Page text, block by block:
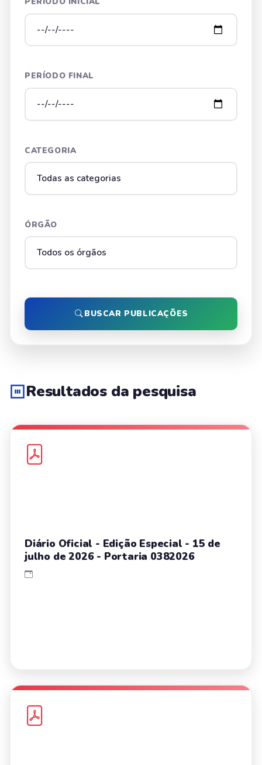
PERÍODO FINAL
CATEGORIA
ÓRGÃO
BUSCAR PUBLICAÇÕES
Resultados da pesquisa
Diário Oficial - Edição Especial - 15 de
julho de 2026 - Portaria 0382026